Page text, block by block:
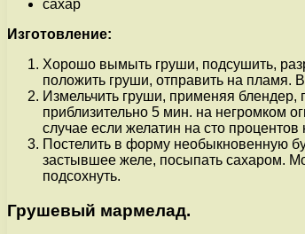
сахар
Изготовление:
Хорошо вымыть груши, подсушить,
положить груши, отправить на пламя.
Измельчить груши, применяя блендер,
приблизительно 5 мин. на негромком
случае если желатин на сто процентов
Постелить в форму необыкновенную
застывшее желе, посыпать сахаром.
подсохнуть.
Грушевый мармелад.